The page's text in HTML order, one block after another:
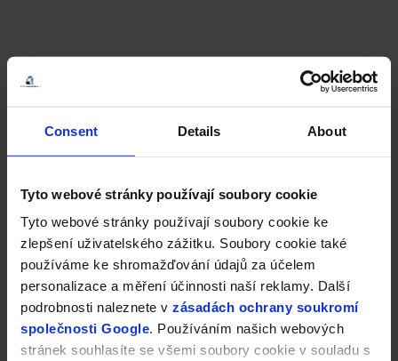
Consent Details About
Tyto webové stránky používají soubory cookie
Tyto webové stránky používají soubory cookie ke
zlepšení uživatelského zážitku. Soubory cookie také
používáme ke shromažďování údajů za účelem
personalizace a měření účinnosti naší reklamy. Další
podrobnosti naleznete v zásadách ochrany soukromí
společnosti Google. Používáním našich webových
stránek souhlasíte se všemi soubory cookie v souladu s